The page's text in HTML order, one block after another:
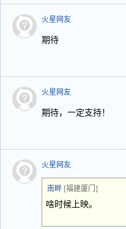
火星网友
期待
火星网友
期待，一定支持！
火星网友
南畔 [福建厦门]
啥时候上映。